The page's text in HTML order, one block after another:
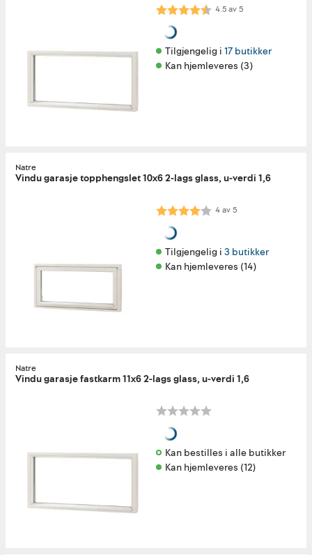
Karakter: 4.5 av 5 mulige
4.5av5
Tilgjengelig i 17 butikker
Kan hjemleveres (3)
Natre
Vindu garasje topphengslet 10x6 2-lags glass, u-verdi 1,6
Karakter: 4.0 av 5 mulige
4av5
Tilgjengelig i 3 butikker
Kan hjemleveres (14)
Natre
Vindu garasje fastkarm 11x6 2-lags glass, u-verdi 1,6
Kan bestilles i alle butikker
Kan hjemleveres (12)